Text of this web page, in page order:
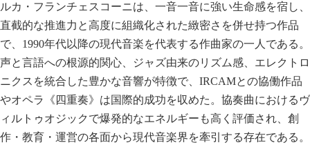
ルカ・フランチェスコーニは、一音一音に強い生命感を宿し、
直截的な推進力と高度に組織化された緻密さを併せ持つ作品
で、1990年代以降の現代音楽を代表する作曲家の一人である。
声と言語への根源的関心、ジャズ由来のリズム感、エレクトロ
ニクスを統合した豊かな音響が特徴で、IRCAMとの協働作品
やオペラ《四重奏》は国際的成功を収めた。協奏曲におけるヴ
ィルトゥオジックで爆発的なエネルギーも高く評価され、創
作・教育・運営の各面から現代音楽界を牽引する存在である。